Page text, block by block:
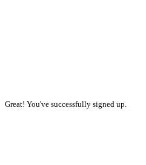
Great! You've successfully signed up.